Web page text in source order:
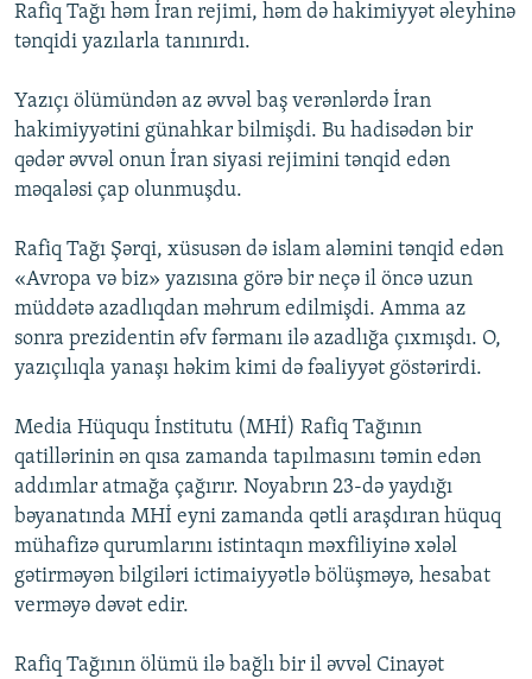
Rafiq Tağı həm İran rejimi, həm də hakimiyyət əleyhinə
tənqidi yazılarla tanınırdı.
Yazıçı ölümündən az əvvəl baş verənlərdə İran
hakimiyyətini günahkar bilmişdi. Bu hadisədən bir
qədər əvvəl onun İran siyasi rejimini tənqid edən
məqaləsi çap olunmuşdu.
Rafiq Tağı Şərqi, xüsusən də islam aləmini tənqid edən
«Avropa və biz» yazısına görə bir neçə il öncə uzun
müddətə azadlıqdan məhrum edilmişdi. Amma az
sonra prezidentin əfv fərmanı ilə azadlığa çıxmışdı. O,
yazıçılıqla yanaşı həkim kimi də fəaliyyət göstərirdi.
Media Hüququ İnstitutu (MHİ) Rafiq Tağının
qatillərinin ən qısa zamanda tapılmasını təmin edən
addımlar atmağa çağırır. Noyabrın 23-də yaydığı
bəyanatında MHİ eyni zamanda qətli araşdıran hüquq
mühafizə qurumlarını istintaqın məxfiliyinə xələl
gətirməyən bilgiləri ictimaiyyətlə bölüşməyə, hesabat
verməyə dəvət edir.
Rafiq Tağının ölümü ilə bağlı bir il əvvəl Cinayət